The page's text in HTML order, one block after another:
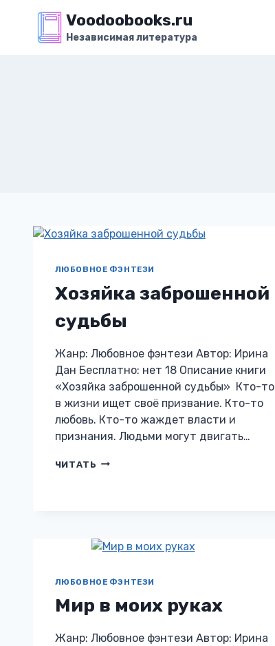
содержимому
Voodoobooks.ru
Независимая литература
ЛЮБОВНОЕ ФЭНТЕЗИ
Хозяйка заброшенной
судьбы
Жанр: Любовное фэнтези Автор: Ирина
Дан Бесплатно: нет 18 Описание книги
«Хозяйка заброшенной судьбы» Кто-то
в жизни ищет своё призвание. Кто-то
любовь. Кто-то жаждет власти и
признания. Людьми могут двигать…
ЧИТАТЬ ХОЗЯЙКА
ЛЮБОВНОЕ ФЭНТЕЗИ
Мир в моих руках
Жанр: Любовное фэнтези Автор: Ирина